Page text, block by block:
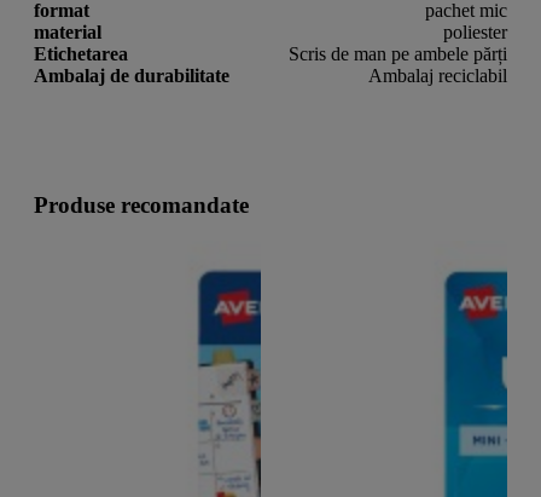
format
pachet mic
material
poliester
Etichetarea
Scris de man pe ambele părți
Ambalaj de durabilitate
Ambalaj reciclabil
Produse recomandate